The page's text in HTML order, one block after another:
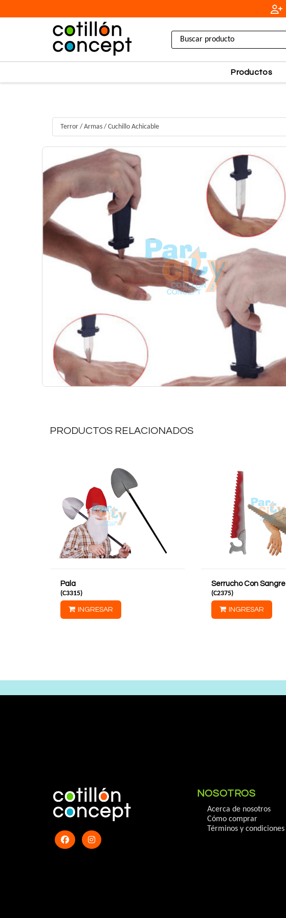
Productos
Terror /Armas / Cuchillo Achicable
PRODUCTOS RELACIONADOS
Pala
(C3315)
INGRESAR
Serrucho Con Sangre
(C2375)
INGRESAR
NOSOTROS
Acerca de nosotros
Cómo comprar
Términos y condiciones